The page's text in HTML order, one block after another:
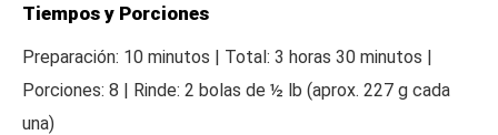
Tiempos y Porciones
Preparación: 10 minutos | Total: 3 horas 30 minutos |
Porciones: 8 | Rinde: 2 bolas de ½ lb (aprox. 227 g cada
una)